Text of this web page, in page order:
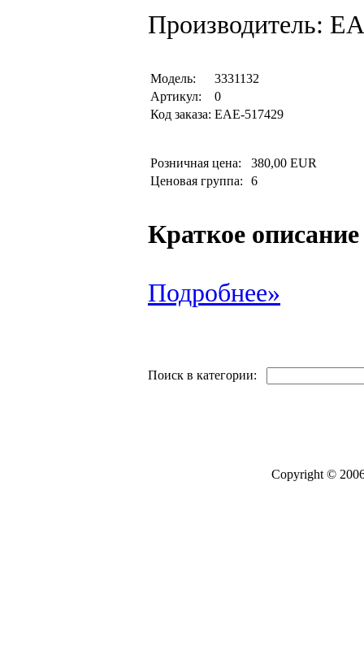
Производитель:
Модель:
3331132
Артикул:
0
Код заказа: EAE-517429
Розничная цена:
380,00 EUR
Ценовая группа:
6
Краткое описание
Подробнее»
Поиск в категории:
Copyright ©